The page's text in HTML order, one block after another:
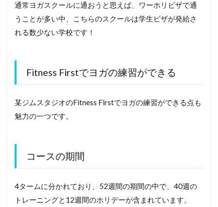
通常ヨガスクールに通おうと思えば、ワーホリビザで通
うことが多い中、こちらのスクールは学生ビザが発給さ
れる数少ない学校です！
Fitness Firstでヨガの練習ができる
某ジムスタジオのFitness Firstでヨガの練習ができる点も
魅力の一つです。
コースの期間
4タームに分かれており、52週間の期間の中で、40週の
トレーニングと12週間のホリデーが含まれています。